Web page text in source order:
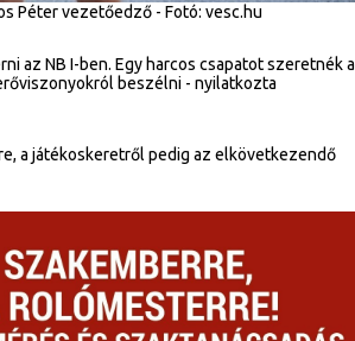
Péter vezetőedző - Fotó: vesc.hu
az NB I-ben. Egy harcos csapatot szeretnék a
beszélni - nyilatkozta
a játékoskeretről pedig az elkövetkezendő